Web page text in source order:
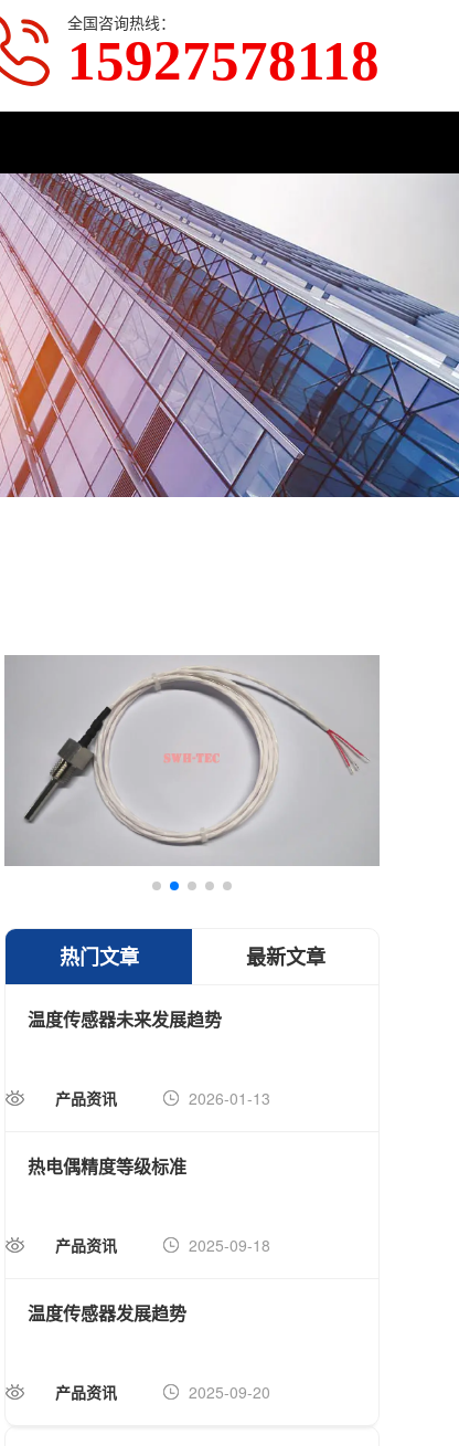
全国咨询热线：
15927578118
热门文章 最新文章
温度传感器未来发展趋势
产品资讯 2026-01-13
热电偶精度等级标准
产品资讯 2025-09-18
温度传感器发展趋势
产品资讯 2025-09-20